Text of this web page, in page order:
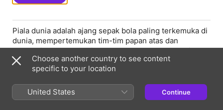
Piala dunia adalah ajang sepak bola paling terkemuka di
dunia, mempertemukan tim-tim papan atas dan
pertandingan-pertandingan menegangkan, menarik
jutaan penggemar. Temukan pertunjukan papan atas
dan rasakan sepenuhnya emosi intens yang ditawarkan
Website: https://streampialadunia.net/
Telepon: +62 812 3981 1342
Choose another country to see content
specific to your location
United States Continue